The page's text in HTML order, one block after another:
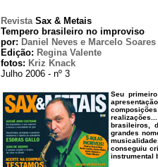
RevistaSax & Metais
Tempero brasileiro no improviso
por: Daniel Neves e Marcelo Soares
Edição: Regina Valente
fotos: Kriz Knack
Julho 2006 - nº 3
Seu
brasileiros,
grandes
conseguiu
instrumental